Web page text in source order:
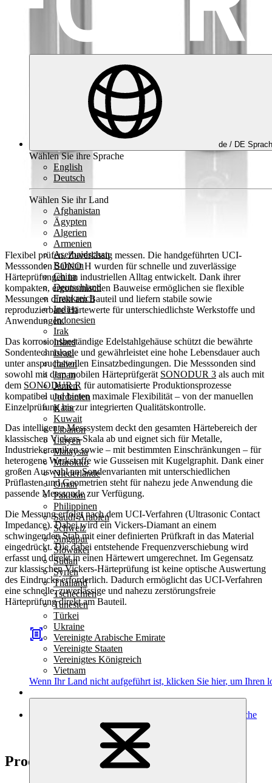
de / DE
Wählen Sie ihre Sprache
English
Deutsch
Wählen Sie ihr Land
Afghanistan
Ägypten
Algerien
Armenien
Aserbaidschan
Bahrain
China
Deutschland
Frankreich
Indien
Indonesien
Irak
Irland
Israel
Italien
Japan
Jemen
Jordanien
Katar
Kuwait
Libanon
Libyen
Malaysia
Marokko
Niederlande
Oman
Pakistan
Philippinen
Saudi-Arabien
Schweiz
Singapur
Slowakei
Sudan
Syrien
Thailand
Tschechien
Tunesien
Türkei
Ukraine
Vereinigte Arabische Emirate
Vereinigte Staaten
Vereinigtes Königreich
Vietnam
Wenn Ihr Land nicht aufgeführt ist, klicken Sie hier, um Ihren
Flexibel prüfen. Zuverlässig messen. Die handgeführten UCI-
Messsonden SONO H wurden für schnelle und zuverlässige
Härteprüfungen im industriellen Alltag entwickelt. Dank ihrer
kompakten, ergonomischen Bauweise ermöglichen sie flexible
Messungen direkt am Bauteil und liefern stabile sowie
reproduzierbare Härtewerte für unterschiedlichste Werkstoffe und
Anwendungen.
Das korrosionsbeständige Edelstahlgehäuse schützt die bewährte
Sondentechnologie und gewährleistet eine hohe Lebensdauer auch
unter anspruchsvollen Einsatzbedingungen. Die Messsonden sind
sowohl mit dem mobilen Härteprüfgerät SONODUR 3 als auch mit
dem SONODUR R für automatisierte Produktionsprozesse
kompatibel und bieten maximale Flexibilität – von der manuellen
Einzelprüfung bis zur integrierten Qualitätskontrolle.
Das intelligente Messsystem deckt den gesamten Härtebereich der
klassischen Vickers-Skala ab und eignet sich für Metalle,
Industriekeramiken sowie – mit bestimmten Einschränkungen – für
heterogene Werkstoffe wie Gusseisen mit Kugelgraphit. Dank einer
großen Auswahl an Sondenvarianten mit unterschiedlichen
Prüflasten und Geometrien steht für nahezu jede Anwendung die
passende Messsonde zur Verfügung.
Die Messung erfolgt nach dem UCI-Verfahren (Ultrasonic Contact
Impedance). Dabei wird ein Vickers-Diamant an einem
schwingenden Stab mit einer definierten Prüfkraft in das Material
eingedrückt. Die dabei entstehende Frequenzverschiebung wird
erfasst und direkt in einen Härtewert umgerechnet. Im Gegensatz
zur klassischen Vickers-Härteprüfung ist keine optische Auswertung
des Eindrucks erforderlich. Dadurch ermöglicht das UCI-Verfahren
eine schnelle, zuverlässige und nahezu zerstörungsfreie
Härteprüfung direkt am Bauteil.
Technische
Produkt Highlights